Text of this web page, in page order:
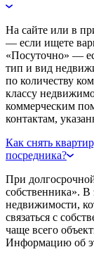
На сайте или в
— если ищете
«Посуточно» —
тип и вид
по количеству
классу
коммерческим
контактам,
Как снять
посредника?
При
собственника». В
недвижимости,
связаться с
чаще всего
Информацию об